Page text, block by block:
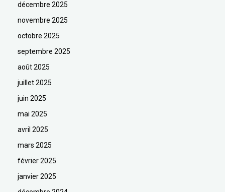
décembre 2025
novembre 2025
octobre 2025
septembre 2025
août 2025
juillet 2025
juin 2025
mai 2025
avril 2025
mars 2025
février 2025
janvier 2025